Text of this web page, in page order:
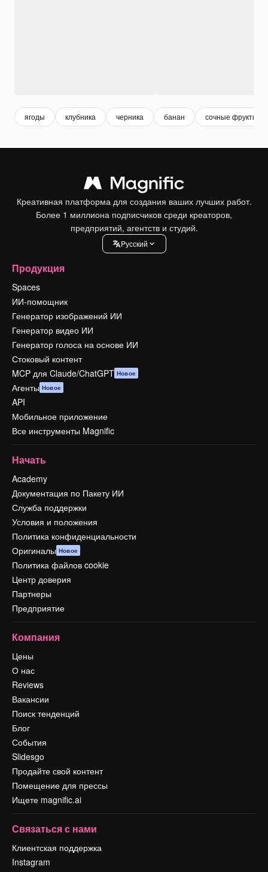
ягоды клубника черника банан сочные фрукты
Креативная платформа для создания ваших лучших работ.
Более 1 миллиона подписчиков среди креаторов,
предприятий, агентств и студий.
Pусский
Продукция
Spaces
ИИ-помощник
Генератор изображений ИИ
Генератор видео ИИ
Генератор голоса на основе ИИ
Стоковый контент
MCP для Claude/ChatGPT Новое
Агенты Новое
API
Мобильное приложение
Все инструменты Magnific
Начать
Academy
Документация по Пакету ИИ
Служба поддержки
Условия и положения
Политика конфиденциальности
Оригиналы Новое
Политика файлов cookie
Центр доверия
Партнеры
Предприятие
Компания
Цены
О нас
Reviews
Вакансии
Поиск тенденций
Блог
События
Slidesgo
Продайте свой контент
Помещение для прессы
Ищете magnific.ai
Связаться с нами
Клиентская поддержка
Instagram